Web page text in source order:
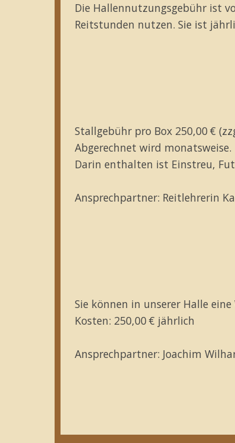
Die Hallennutzungsgebühr ist
Reitstunden nutzen. Sie ist
Stallgebühr pro Box 250,00 €
Abgerechnet wird monatsweise.
Darin enthalten ist Einstreu,
Ansprechpartner: Reitlehrerin
Sie können in unserer Halle
Kosten: 250,00 € jährlich
Ansprechpartner: Joachim